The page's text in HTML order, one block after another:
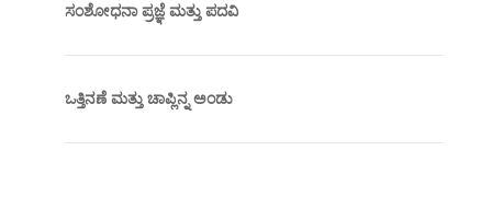
ಸಂಶೋಧನಾ ಪ್ರಜ್ಞೆ ಮತ್ತು ಪದವಿ
ಒತ್ತಿನಣೆ ಮತ್ತು ಚಾಪ್ಲಿನ್ನ ಅಂಡು